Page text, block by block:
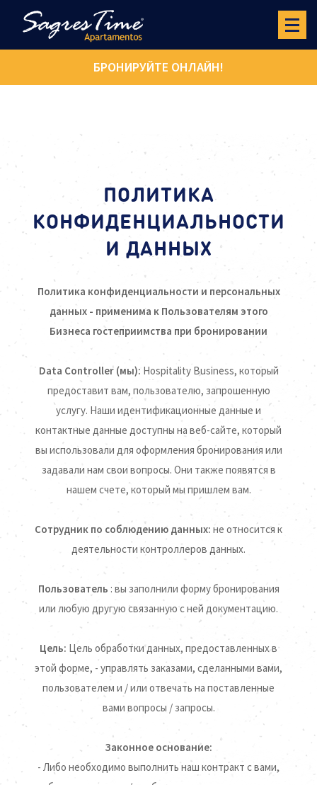
БРОНИРУЙТЕ ОНЛАЙН!
ПОЛИТИКА
КОНФИДЕНЦИАЛЬНОСТИ
И ДАННЫХ
Политика конфиденциальности и персональных
данных - применима к Пользователям этого
Бизнеса гостеприимства при бронировании
Data Controller (мы): Hospitality Business, который
предоставит вам, пользователю, запрошенную
услугу. Наши идентификационные данные и
контактные данные доступны на веб-сайте, который
вы использовали для оформления бронирования или
задавали нам свои вопросы. Они также появятся в
нашем счете, который мы пришлем вам.
Сотрудник по соблюдению данных: не относится к
деятельности контроллеров данных.
Пользователь : вы заполнили форму бронирования
или любую другую связанную с ней документацию.
Цель: Цель обработки данных, предоставленных в
этой форме, - управлять заказами, сделанными вами,
пользователем и / или отвечать на поставленные
вами вопросы / запросы.
Законное основание:
- Либо необходимо выполнить наш контракт с вами,